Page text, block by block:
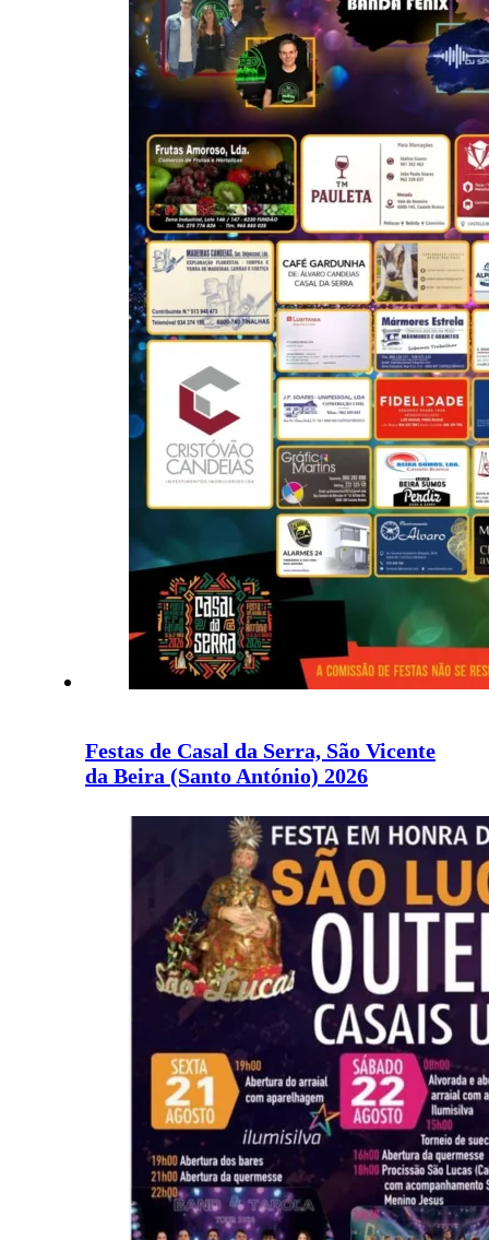
Festas de Casal da Serra, São Vicente
da Beira (Santo António) 2026